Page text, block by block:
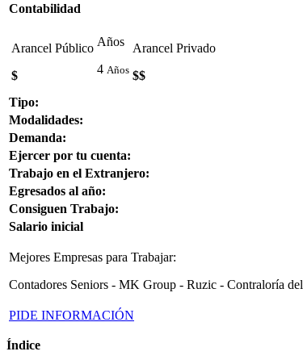
Contabilidad
Arancel Público
$
Años
4 Años
Arancel Privado
$$
Tipo:
Modalidades:
Demanda:
Ejercer por tu cuenta:
Trabajo en el Extranjero:
Egresados al año:
Consiguen Trabajo:
Salario inicial
Mejores Empresas para Trabajar:
Contadores Seniors - MK Group - Ruzic - Contraloría
PIDE INFORMACIÓN
Índice